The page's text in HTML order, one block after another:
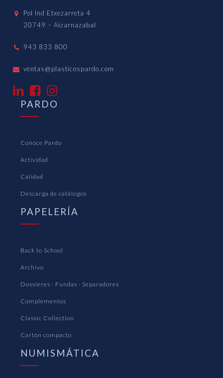
Pol Ind Etxezarreta 4
20749 – Aizarnazabal
943 833 800
ventas@plasticospardo.com
PARDO
Conoce Pardo
Actividad
Calidad
Descarga de catálogos
PAPELERÍA
Back to School
Archivo
Dossieres · Fundas · Separadores
Complementos
Classic Collection
Cartón compacto
NUMISMÁTICA